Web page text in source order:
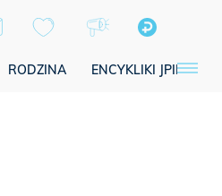
RODZINA ENCYKLIKI JPII